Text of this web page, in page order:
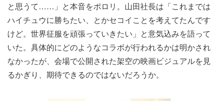
と思うて……」と本音をポロリ。山田社長は「これまでは
ハイチュウに勝ちたい、とかセコイことを考えてたんです
けど。世界征服を頑張っていきたい」と意気込みを語って
いた。具体的にどのようなコラボが行われるかは明かされ
なかったが、会場で公開された架空の映画ビジュアルを見
るかぎり、期待できるのではないだろうか。